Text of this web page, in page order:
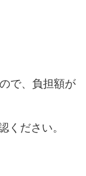
で、負担額が
ください。